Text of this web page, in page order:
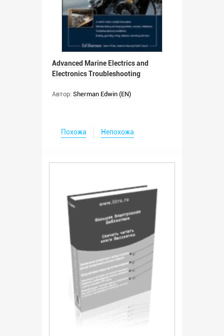
Advanced Marine Electrics and
Electronics Troubleshooting
Автор: Sherman Edwin (EN)
Похожа Непохожа